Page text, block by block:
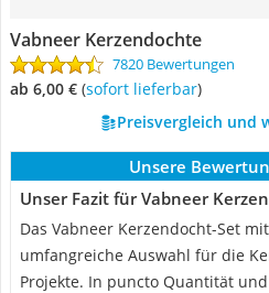
Vabneer Kerzendochte
7820 Bewertungen
ab 6,00 € ( Sofort lieferbar)
Preisvergleich und
Unsere
Unser Fazit für Vabneer
Das Vabneer Kerzendocht-Set
umfangreiche Auswahl für die
Projekte. In puncto Quantität